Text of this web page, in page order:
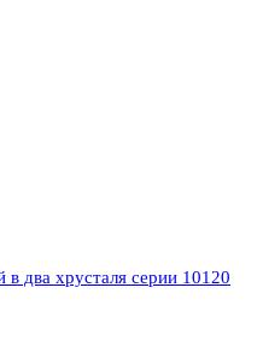
два хрусталя серии 10120